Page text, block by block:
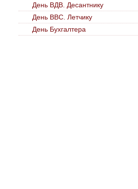
День ВДВ. Десантнику
День ВВС. Летчику
День Бухгалтера